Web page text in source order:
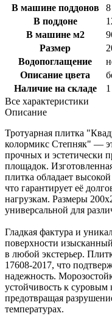
В машине поддонов
8
В поддоне
В машине м2
Размер
Водопоглащение
Описание цвета
Наличие на складе
1
Все характеристики
Описание
Тротуарная плитка
колормикс Степняк" —
прочных и эстетически
площадок.
плитка обладает
что гарантирует её
нагрузкам. Размеры
универсальной для
Гладкая фактура и
поверхности
в любой экстерьер.
17608-2017, что
надежность.
устойчивость к
предотвращая
температурах.